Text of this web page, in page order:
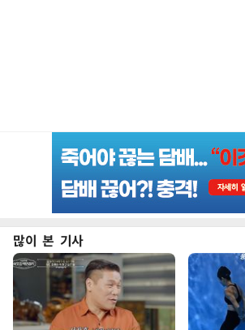
많이 본 기사